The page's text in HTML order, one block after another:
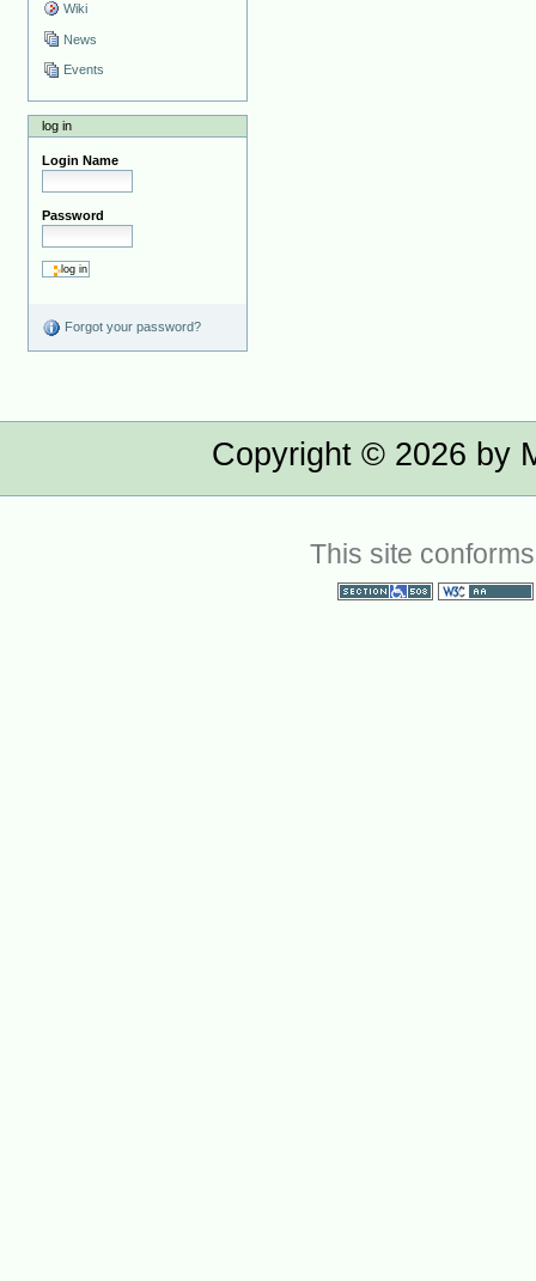
Wiki
News
Events
log in
Login Name
Password
Forgot your password?
Copyright © 2026 by
This site